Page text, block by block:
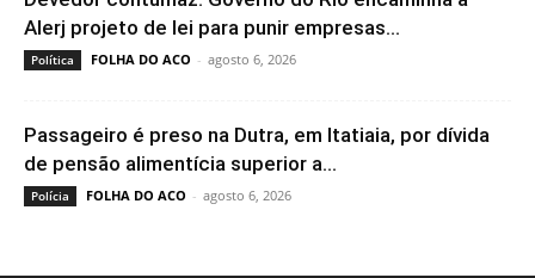
Alerj projeto de lei para punir empresas...
Política FOLHA DO ACO - agosto 6, 2026
Passageiro é preso na Dutra, em Itatiaia, por dívida
de pensão alimentícia superior a...
Polícia FOLHA DO ACO - agosto 6, 2026